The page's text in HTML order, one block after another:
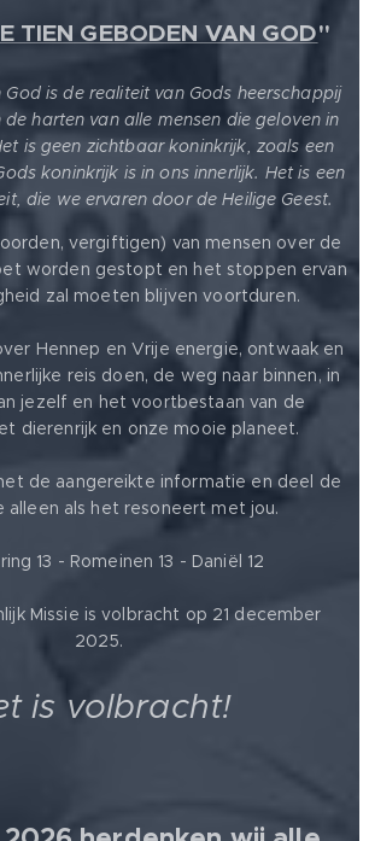
TIEN GEBODEN VAN GOD"
is de realiteit van Gods heerschappij
harten van alle mensen die geloven in
is geen zichtbaar koninkrijk, zoals een
koninkrijk is in ons innerlijk. Het is een
die we ervaren door de Heilige Geest.
vergiftigen) van mensen over de
worden gestopt en het stoppen ervan
zal moeten blijven voortduren.
Hennep en Vrije energie, ontwaak en
reis doen, de weg naar binnen, in
jezelf en het voortbestaan van de
dierenrijk en onze mooie planeet.
de aangereikte informatie en deel de
alleen als het resoneert met jou.
13 - Romeinen 13 - Daniël 12
Missie is volbracht op 21 december
2025.
is volbracht!